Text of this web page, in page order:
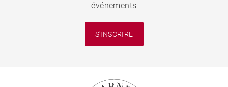
événements
S'INSCRIRE